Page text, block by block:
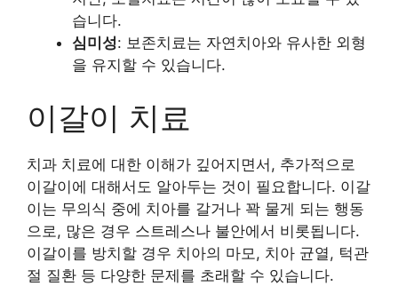
습니다.
심미성: 보존치료는 자연치아와 유사한 외형
을 유지할 수 있습니다.
이갈이 치료
치과 치료에 대한 이해가 깊어지면서, 추가적으로
이갈이에 대해서도 알아두는 것이 필요합니다. 이갈
이는 무의식 중에 치아를 갈거나 꽉 물게 되는 행동
으로, 많은 경우 스트레스나 불안에서 비롯됩니다.
이갈이를 방치할 경우 치아의 마모, 치아 균열, 턱관
절 질환 등 다양한 문제를 초래할 수 있습니다.